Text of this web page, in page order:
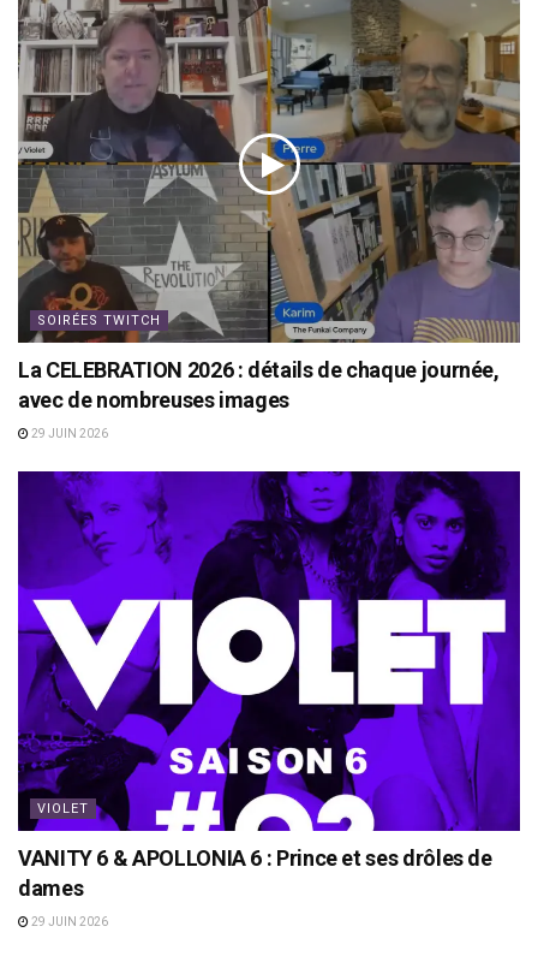
SOIRÉES TWITCH
La CELEBRATION 2026 : détails de chaque journée,
avec de nombreuses images
29 JUIN 2026
VIOLET
VANITY 6 & APOLLONIA 6 : Prince et ses drôles de
dames
29 JUIN 2026